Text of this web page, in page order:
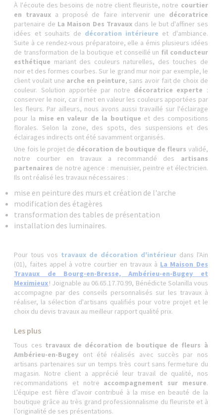
À l'écoute des besoins de notre client fleuriste, notre courtier
en travaux a proposé de faire intervenir une décoratrice
partenaire de La Maison Des Travaux dans le but d'affiner ses
idées et souhaits de décoration intérieure et d'ambiance.
Suite à ce rendez-vous préparatoire, elle a émis plusieurs idées
de transformation de la boutique et conseillé un fil conducteur
esthétique mariant des couleurs naturelles, des touches de
noir et des formes courbes. Sur le grand mur noir par exemple, le
client voulait une arche en peinture, sans avoir fait de choix de
couleur. Solution apportée par notre décoratrice experte :
conserver le noir, car il met en valeur les couleurs apportées par
les fleurs. Par ailleurs, nous avons aussi travaillé sur l'éclairage
pour la mise en valeur de la boutique et des compositions
florales. Selon la zone, des spots, des suspensions et des
éclairages indirects ont été savamment organisés.
Une fois le projet de décoration de boutique de fleurs validé,
notre courtier en travaux a recommandé des artisans
partenaires de notre agence : menuisier, peintre et électricien.
Ils ont réalisé les travaux nécessaires :
mise en peinture des murs et création de l'arche
modification des étagères
transformation des tables de présentation
installation des luminaires.
Pour tous vos travaux de décoration d'intérieurdans l'Ain
(01), faites appel à votre courtier en travaux à La Maison Des
Travaux de Bourg-en-Bresse, Ambérieu-en-Bugey et
Meximieux! Joignable au 06.65.17.70.99, Bénédicte Solanilla vous
accompagne par des conseils personnalisés sur les travaux à
réaliser, la sélection d'artisans qualifiés pour votre projet et le
choix du devis travaux au meilleur rapport qualité prix.
Les plus
Tous ces travaux de décoration de boutique de fleurs à
Ambérieu-en-Bugey ont été réalisés avec succès par nos
artisans partenaires sur un temps très court sans fermeture du
magasin. Notre client a apprécié leur travail de qualité, nos
recommandations et notre accompagnement sur mesure.
L’équipe est fière d’avoir contribué à la mise en beauté de la
boutique grâce au très grand professionnalisme du fleuriste et à
l’originalité de ses présentations.